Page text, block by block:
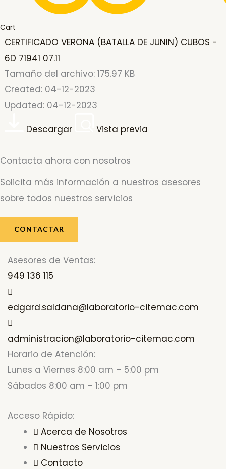
Cart
CERTIFICADO VERONA (BATALLA DE JUNIN) CUBOS -
6D 71941 07.11
Tamaño del archivo: 175.97 KB
Created: 04-12-2023
Updated: 04-12-2023
Descargar
Vista previa
Contacta ahora con nosotros
Solicita más información a nuestros asesores
sobre todos nuestros servicios
CONTACTAR
Asesores de Ventas:
949 136 115
edgard.saldana@laboratorio-citemac.com
administracion@laboratorio-citemac.com
Horario de Atención:
Lunes a Viernes 8:00 am – 5:00 pm
Sábados 8:00 am – 1:00 pm
Acceso Rápido:
Acerca de Nosotros
Nuestros Servicios
Contacto